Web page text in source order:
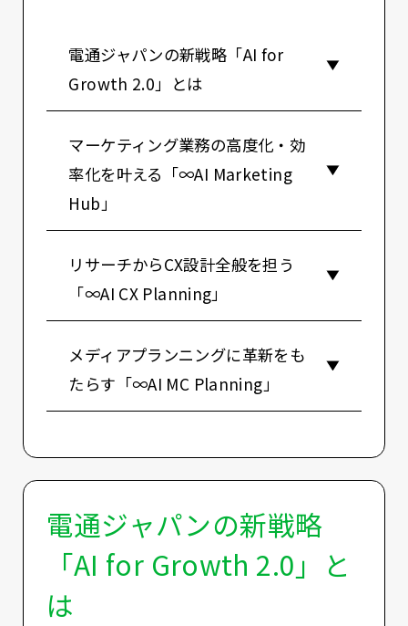
電通ジャパンの新戦略「AI for
Growth 2.0」とは
マーケティング業務の高度化・効
率化を叶える「∞AI Marketing
Hub」
リサーチからCX設計全般を担う
「∞AI CX Planning」
メディアプランニングに革新をも
たらす「∞AI MC Planning」
電通ジャパンの新戦略
「AI for Growth 2.0」と
は